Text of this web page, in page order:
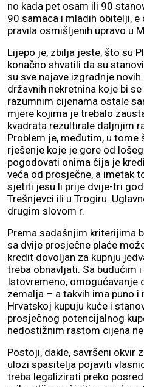
no kada pet osam ili 90
90 samaca i mladih obitelji,
pravila osmišljenih upravo u
Lijepo je, zbilja jeste, što su
konačno shvatili da su
su sve najave izgradnje
državnih nekretnina koje bi
razumnim cijenama ostale
mjere kojima je trebalo
kvadrata rezultirale daljnjim
Problem je, međutim, u tome
rješenje koje je gore od
pogodovati onima čija je
veća od prosječne, a imetak
sjetiti jesu li prije dvije-tri
Trešnjevci ili u Trogiru.
drugim slovom r.
Prema sadašnjim kriterijima
sa dvije prosječne plaće
kredit dovoljan za kupnju
treba obnavljati. Sa budućim
Istovremeno, omogućavanje
zemalja – a takvih ima puno i
Hrvatskoj kupuju kuće i
prosječnog potencijalnog
nedostižnim rastom cijena
Postoji, dakle, savršeni okvir
ulozi spasitelja pojaviti
treba legalizirati preko